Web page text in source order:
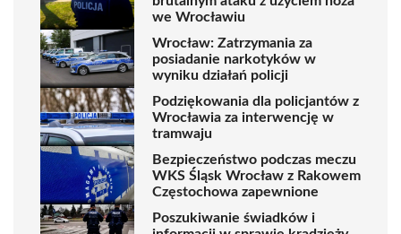
we Wrocławiu
Wrocław: Zatrzymania za
posiadanie narkotyków w
wyniku działań policji
Podziękowania dla policjantów z
Wrocławia za interwencję w
tramwaju
Bezpieczeństwo podczas meczu
WKS Śląsk Wrocław z Rakowem
Częstochowa zapewnione
Poszukiwanie świadków i